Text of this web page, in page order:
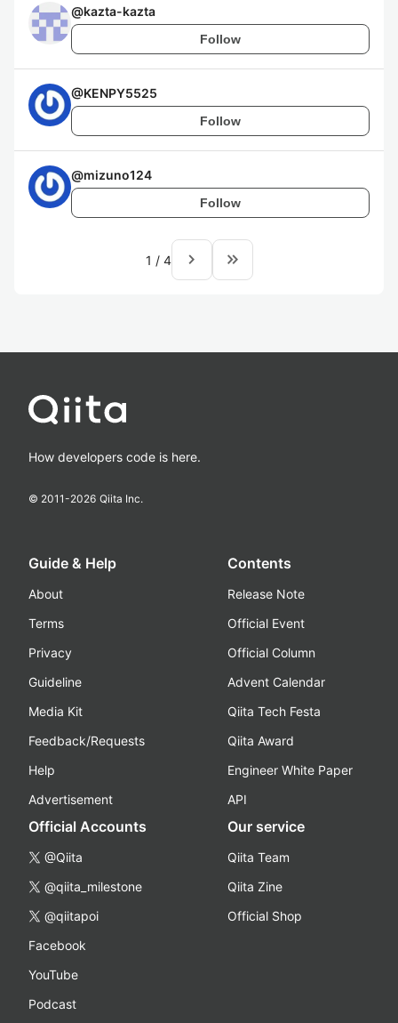
@kazta-kazta
Follow
@KENPY5525
Follow
@mizuno124
Follow
1 / 4 navigate_next keyboard_double_arrow_right
How developers code is here.
© 2011-2026 Qiita Inc.
Guide & Help
About
Terms
Privacy
Guideline
Media Kit
Feedback/Requests
Help
Advertisement
Contents
Release Note
Official Event
Official Column
Advent Calendar
Qiita Tech Festa
Qiita Award
Engineer White Paper
API
Official Accounts
@Qiita
@qiita_milestone
@qiitapoi
Facebook
YouTube
Podcast
Our service
Qiita Team
Qiita Zine
Official Shop